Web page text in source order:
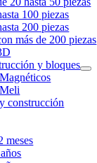
100 piezas
200 piezas
más de 200 piezas
y bloques
construcción
meses